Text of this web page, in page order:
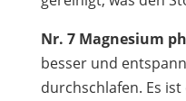
Nr. 7 Magnesium
besser und
durchschlafen. Es